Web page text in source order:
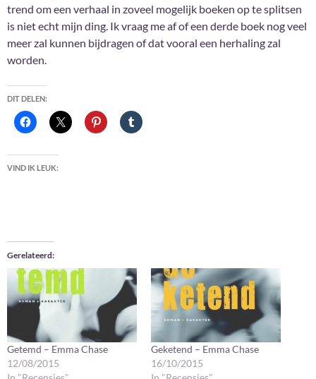
trend om een verhaal in zoveel mogelijk boeken op te splitsen
is niet echt mijn ding. Ik vraag me af of een derde boek nog veel
meer zal kunnen bijdragen of dat vooral een herhaling zal
worden.
DIT DELEN:
VIND IK LEUK:
Gerelateerd
Getemd – Emma Chase
12/08/2015
Geketend – Emma Chase
16/10/2015